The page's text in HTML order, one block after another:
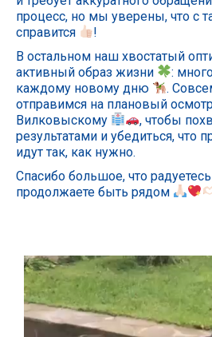
процесс, но мы уверены, что с
справится
!
В остальном наш хвостатый
активный образ жизни
:
каждому новому дню
.
отправимся на плановый
Вилковыскому
, чтобы
результатами и убедиться, что
идут так, как нужно.
Спасибо большое, что
продолжаете быть рядом